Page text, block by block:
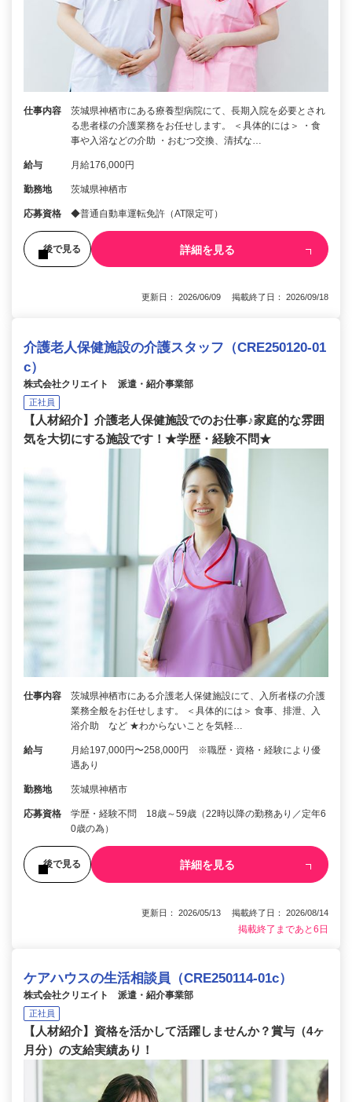
仕事内容
茨城県神栖市にある療養型病院にて、長期入院を必要とされ
る患者様の介護業務をお任せします。 ＜具体的には＞ ・食
事や入浴などの介助 ・おむつ交換、清拭な…
給与 月給176,000円
勤務地 茨城県神栖市
応募資格 ◆普通自動車運転免許（AT限定可）
後で見る 詳細を見る
更新日： 2026/06/09 掲載終了日： 2026/09/18
介護老人保健施設の介護スタッフ（CRE250120-01
c）
株式会社クリエイト 派遣・紹介事業部
正社員
【人材紹介】介護老人保健施設でのお仕事♪家庭的な雰囲
気を大切にする施設です！★学歴・経験不問★
仕事内容
茨城県神栖市にある介護老人保健施設にて、入所者様の介護
業務全般をお任せします。 ＜具体的には＞ 食事、排泄、入
浴介助 など ★わからないことを気軽…
給与
月給197,000円〜258,000円 ※職歴・資格・経験により優
遇あり
勤務地 茨城県神栖市
応募資格
学歴・経験不問 18歳～59歳（22時以降の勤務あり／定年6
0歳の為）
後で見る 詳細を見る
更新日： 2026/05/13 掲載終了日： 2026/08/14
掲載終了まであと6日
ケアハウスの生活相談員（CRE250114-01c）
株式会社クリエイト 派遣・紹介事業部
正社員
【人材紹介】資格を活かして活躍しませんか？賞与（4ヶ
月分）の支給実績あり！